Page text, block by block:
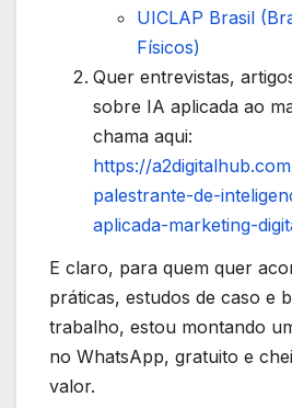
UICLAP Brasil
Físicos)
Quer entrevistas,
sobre IA aplicada ao
chama aqui:
https://
palestrante-de-
aplicada-marketing-
E claro, para quem quer
práticas, estudos de caso e
trabalho, estou montando
no WhatsApp, gratuito e
valor.